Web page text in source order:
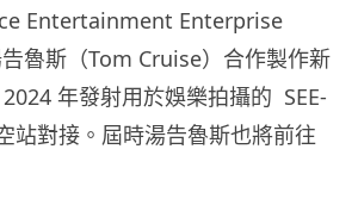
Entertainment Enterprise
告魯斯（Tom Cruise）合作製作新
年發射用於娛樂拍攝的 SEE-
站對接。屆時湯告魯斯也將前往